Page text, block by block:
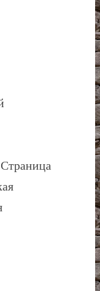
Страница